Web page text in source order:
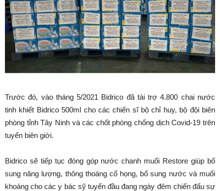
Trước đó, vào tháng 5/2021 Bidrico đã tài trợ 4.800 chai nước
tinh khiết Bidrico 500ml cho các chiến sĩ bộ chỉ huy, bộ đội biên
phòng tỉnh Tây Ninh và các chốt phòng chống dịch Covid-19 trên
tuyến biên giới.
Bidrico sẽ tiếp tục đóng góp nước chanh muối Restore giúp bổ
sung năng lượng, thông thoáng cổ họng, bổ sung nước và muối
khoáng cho các y bác sỹ tuyến đầu đang ngày đêm chiến đấu sự